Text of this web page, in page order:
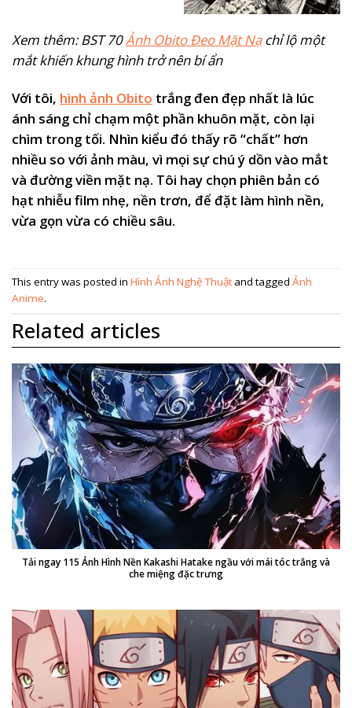
Xem thêm: BST 70Ảnh Obito Đeo Mặt Nạchỉ lộ một
mắt khiến khung hình trở nên bí ẩn
Với tôi, hình ảnh Obito trắng đen đẹp nhất là lúc
ánh sáng chỉ chạm một phần khuôn mặt, còn lại
chìm trong tối. Nhìn kiểu đó thấy rõ “chất” hơn
nhiều so với ảnh màu, vì mọi sự chú ý dồn vào mắt
và đường viền mặt nạ. Tôi hay chọn phiên bản có
hạt nhiễu film nhẹ, nền trơn, để đặt làm hình nền,
vừa gọn vừa có chiều sâu.
This entry was posted in Hình Ảnh Nghệ Thuật and tagged Ảnh
Anime.
Related articles
Tải ngay 115 Ảnh Hình Nền Kakashi Hatake ngầu với mái tóc trắng và
che miệng đặc trưng